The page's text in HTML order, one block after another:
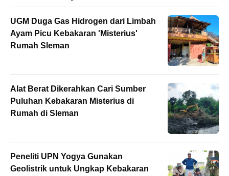
UGM Duga Gas Hidrogen dari Limbah
Ayam Picu Kebakaran 'Misterius'
Rumah Sleman
Alat Berat Dikerahkan Cari Sumber
Puluhan Kebakaran Misterius di
Rumah di Sleman
Peneliti UPN Yogya Gunakan
Geolistrik untuk Ungkap Kebakaran